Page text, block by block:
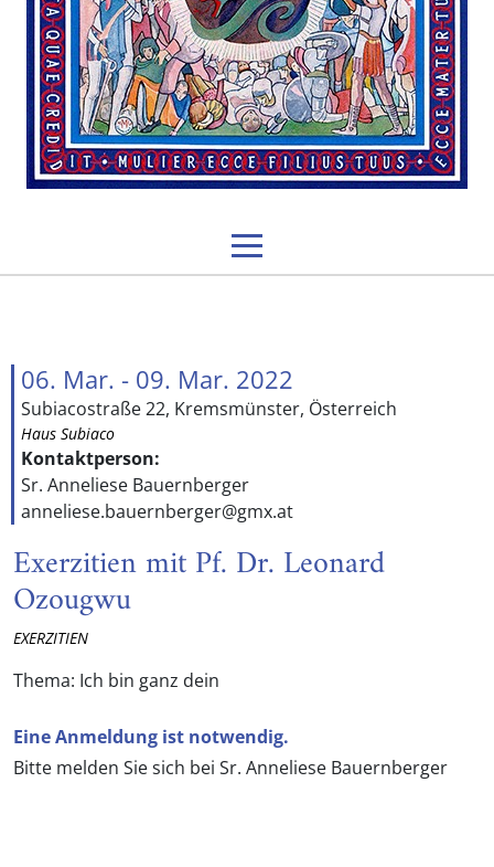
06. Mar. - 09. Mar. 2022
Subiacostraße 22, Kremsmünster, Österreich
Haus Subiaco
Kontaktperson:
Sr. Anneliese Bauernberger
anneliese.bauernberger@gmx.at
Exerzitien mit Pf. Dr. Leonard
Ozougwu
EXERZITIEN
Thema: Ich bin ganz dein
Eine Anmeldung ist notwendig.
Bitte melden Sie sich bei Sr. Anneliese Bauernberger